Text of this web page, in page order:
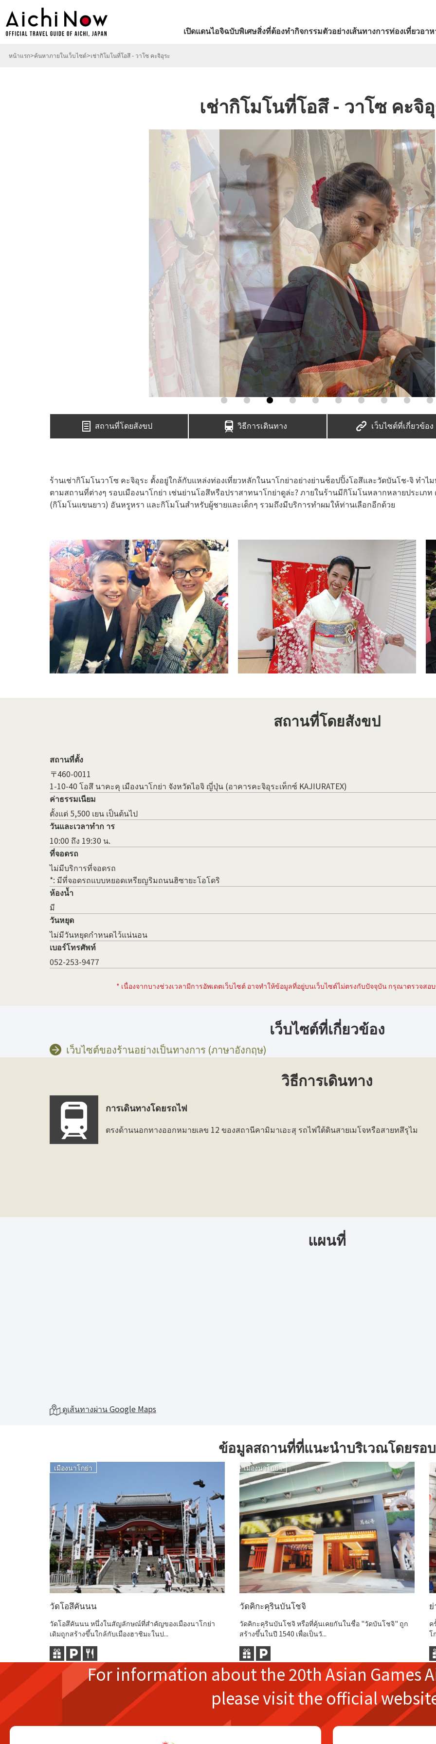
เปิดแดนไอจิฉบับพิเศษสิ่งที่ต้องทำกิจกรรมตัวอย่างเส้นทางการท่องเที่ยวอา
หน้าแรก ค้นหาภายในเว็บไซต์ เช่ากิโมโนที่โอสึ - วาโซ คะจิอุระ
เช่ากิโมโนที่โอสึ - วาโซ คะจิ
สถานที่โดยสังขป วิธีการเดินทาง เว็บไซต์ที่เกี่ยวข้อง
ร้านเช่ากิโมโนวาโซ คะจิอุระ ตั้งอยู่ใกล้กับแหล่งท่องเที่ยวหลักในนาโกย่าอย่างย่านช็อปปิ้งโอสึและวัดบันโช-จิ ทำ
ตามสถานที่ต่างๆ รอบเมืองนาโกย่า เช่นย่านโอสึหรือปราสาทนาโกย่าดูล่ะ? ภายในร้านมีกิโมโนหลากหลายประเภ
(กิโมโนแขนยาว) อันหรูหรา และกิโมโนสำหรับผู้ชายและเด็กๆ รวมถึงมีบริการทำผมให้ท่านเลือกอีกด้วย
สถานที่โดยสังขป
สถานที่ตั้ง
〒460-0011
1-10-40 โอสึ นาคะคุ เมืองนาโกย่า จังหวัดไอจิ ญี่ปุ่น (อาคารคะจิอุระเท็กซ์ KAJIURATEX)
ค่าธรรมเนียม
ตั้งแต่ 5,500 เยน เป็นต้นไป
วันและเวลาทำก าร
10:00 ถึง 19:30 น.
ที่จอดรถ
ไม่มีบริการที่จอดรถ
*: มีที่จอดรถแบบหยอดเหรียญริมถนนฮิซายะโอโดริ
ห้องน้ำ
มี
วันหยุด
ไม่มีวันหยุดกำหนดไว้แน่นอน
เบอร์โทรศัพท์
052-253-9477
* เนื่องจากบางช่วงเวลามีการอัพเดตเว็บไซต์ อาจทำให้ข้อมูลที่อยู่บนเว็บไซต์ไม่ตรงกับปัจจุบัน กรุณาตรวจส
เว็บไซต์ที่เกี่ยวข้อง
เว็บไซต์ของร้านอย่างเป็นทางการ (ภาษาอังกฤษ)
วิธีการเดินทาง
การเดินทางโดยรถไฟ
ตรงด้านนอกทางออกหมายเลข 12 ของสถานีคามิมาเอะสุ รถไฟใต้ดินสายเมโจหรือสายทสึรุไม
แผนที่
ดูเส้นทางผ่าน Google Maps
ข้อมูลสถานที่ที่แนะนำบริเวณโดยรอบ
เมืองนาโกย่า
วัดโอสึคันนน
วัดโอสึคันนน หนึ่งในสัญลักษณ์ที่สำคัญของเมืองนาโกย่า
เดิมถูกสร้างขึ้นใกล้กับเมืองฮาชิมะในป...
เมืองนาโกย่า
วัดคิกะคุรินบันโชจิ
วัดคิกะคุรินบันโชจิ หรือที่คุ้นเคยกันในชื่อ "วัดบันโชจิ" ถูก
สร้างขึ้นในปี 1540 เพื่อเป็นวั...
ค
โ
For information about the20th Asian Games
pleasevisit the official